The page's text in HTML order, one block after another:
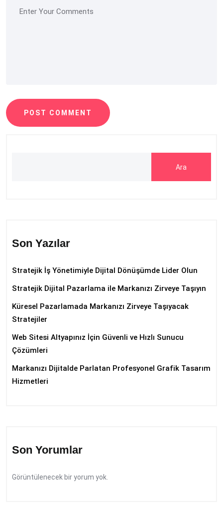
POST COMMENT
Ara
Son Yazılar
Stratejik İş Yönetimiyle Dijital Dönüşümde Lider Olun
Stratejik Dijital Pazarlama ile Markanızı Zirveye Taşıyın
Küresel Pazarlamada Markanızı Zirveye Taşıyacak
Stratejiler
Web Sitesi Altyapınız İçin Güvenli ve Hızlı Sunucu
Çözümleri
Markanızı Dijitalde Parlatan Profesyonel Grafik Tasarım
Hizmetleri
Son Yorumlar
Görüntülenecek bir yorum yok.